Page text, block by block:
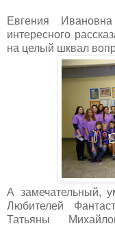
Евгения
интересного
на целый шквал
А замечательный,
Любителей
Татьяны